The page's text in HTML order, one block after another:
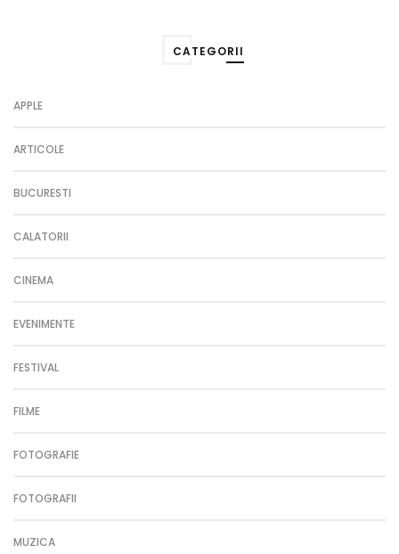
CATEGORII
APPLE
ARTICOLE
BUCURESTI
CALATORII
CINEMA
EVENIMENTE
FESTIVAL
FILME
FOTOGRAFIE
FOTOGRAFII
MUZICA